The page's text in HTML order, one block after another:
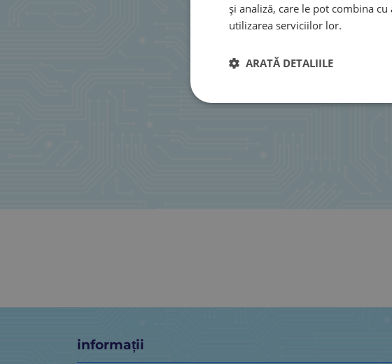
informații
și analiză, care le pot combina
utilizarea serviciilor lor.
ARATĂ DETALIILE